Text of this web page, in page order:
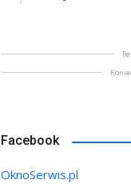
Facebook
OknoSerwis.pl